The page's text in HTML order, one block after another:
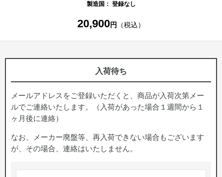
製造国： 登録なし
20,900円 （税込）
入荷待ち
メールアドレスをご登録いただくと、商品が入荷次第メー
ルでご連絡いたします。（入荷があった場合１週間から１
ヶ月後に連絡）
なお、メーカー廃盤等、再入荷できない場合もございます
が、その場合、連絡はいたしません。